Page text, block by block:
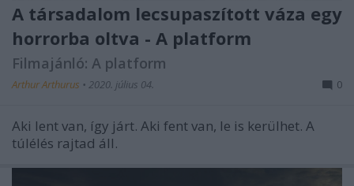
A társadalom lecsupaszított váza egy
horrorba oltva - A platform
Filmajánló: A platform
Arthur Arthurus • 2020. július 04. 0
Aki lent van, így járt. Aki fent van, le is kerülhet. A
túlélés rajtad áll.